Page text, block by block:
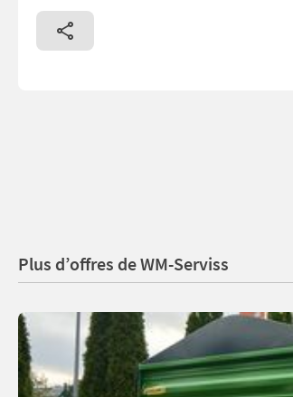
Plus d’offres de WM-Serviss